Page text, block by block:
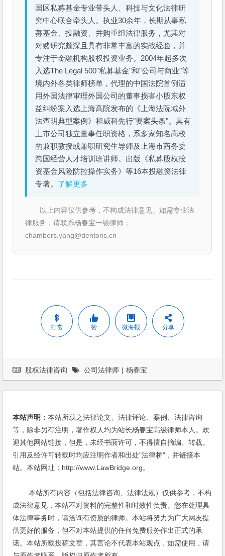
国区私募基金专业带头人、科技与文化法律研
究中心联合牵头人。执业30余年，长期从事私
募基金、投融资、并购重组法律服务，尤其对
对赌研究颇深且具有非常丰富的实战经验，并
专注于金融机构股权投资业务。2004年起多次
入选The Legal 500"私募基金"和"公司与商业"等
境内外各类律师榜单，代理的中国法院首例适
用外国法律审理外国公司的董事损害小股东权
益纠纷案入选上海高院发布的《上海法院域外
法查明典型案例》和威科先行"要案头条"。具有
上市公司独立董事任职资格，系多家知名高校
的兼职教授或兼职研究生导师及上海市商务委
跨国经营人才培训班讲师。出版《私募股权投
资基金风险防控操作实务》等16本投融资法律
专著。 了解更多
以上内容仅供参考，不构成法律意见。如需专业法
律服务，请联系杨春宝一级律师：
chambers.yang@dentons.cn
打赏 赞 微海报 分享
股权法律咨询 公司法律师 | 杨春宝
本站声明：本站所载之法律论文、法律评论、案例、法律咨询
等，除非另有注明，著作权人均为站长杨春宝高级律师本人。欢
迎其他网站链接，但是，未经书面许可，不得擅自摘编、转载。
引用及经许可转载时均应注明作者和出处"法律桥"，并链接本
站。本站网址：http://www.LawBridge.org。
本站所有内容（包括法律咨询、法律法规）仅供参考，不构
成法律意见，本站不对资料的完整性和时效性负责。您在处理具
体法律事务时，请洽询有资质的律师。本站将努力为广大网友提
供更好的服务，但不对本站提供的任何免费服务作出正式的承
诺。本站所载投稿文章，其言论不代表本站观点，如需使用，请